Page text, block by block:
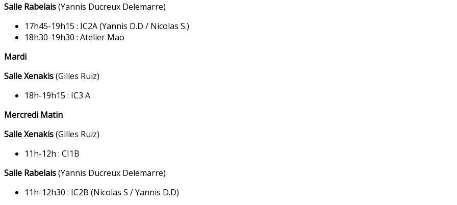
Salle Rabelais(Yannis Ducreux Delemarre)
17h45-19h15 : IC2A (Yannis D.D / Nicolas S.)
18h30-19h30 : Atelier Mao
Mardi
Salle Xenakis(Gilles Ruiz)
18h-19h15 : IC3 A
Mercredi Matin
Salle Xenakis(Gilles Ruiz)
11h-12h : CI1B
Salle Rabelais(Yannis Ducreux Delemarre)
11h-12h30 : IC2B (Nicolas S / Yannis D.D)